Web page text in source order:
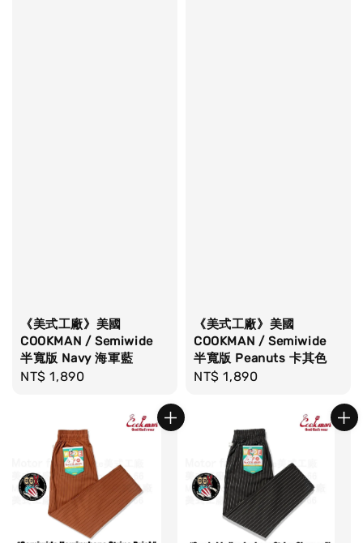
《美式工廠》美國
COOKMAN / Semiwide
半寬版 Navy 海軍藍
Regular
NT$ 1,890
《美式工廠》美國
COOKMAN / Semiwide
半寬版 Peanuts 卡其色
Regular
NT$ 1,890